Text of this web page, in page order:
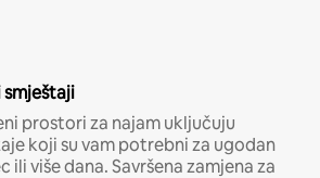
prostori za najam uključuju
koji su vam potrebni za ugodan
ili više dana. Savršena zamjena za